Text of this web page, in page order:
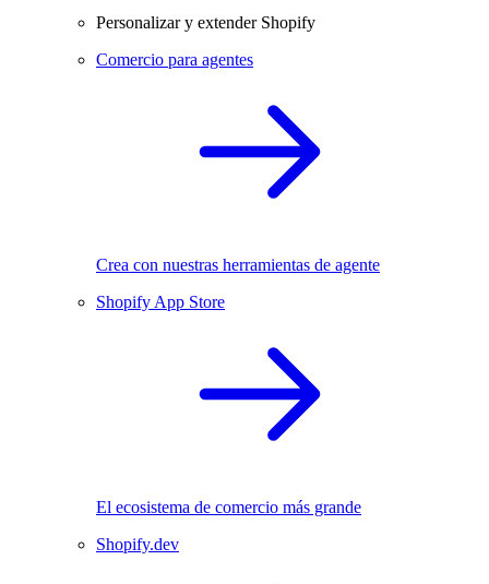
Personalizar y extender Shopify
Comercio para agentes
Crea con nuestras herramientas de agente
Shopify App Store
El ecosistema de comercio más grande
Shopify.dev